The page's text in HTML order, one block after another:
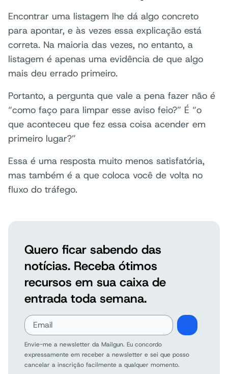
Encontrar uma listagem lhe dá algo concreto
para apontar, e às vezes essa explicação está
correta. Na maioria das vezes, no entanto, a
listagem é apenas uma evidência de que algo
mais deu errado primeiro.
Portanto, a pergunta que vale a pena fazer não é
“como faço para limpar esse aviso feio?” É “o
que aconteceu que fez essa coisa acender em
primeiro lugar?”
Essa é uma resposta muito menos satisfatória,
mas também é a que coloca você de volta no
fluxo do tráfego.
Quero ficar sabendo das
notícias. Receba ótimos
recursos em sua caixa de
entrada toda semana.
Envie-me a newsletter da Mailgun. Eu concordo
expressamente em receber a newsletter e sei que posso
cancelar a inscrição facilmente a qualquer momento.